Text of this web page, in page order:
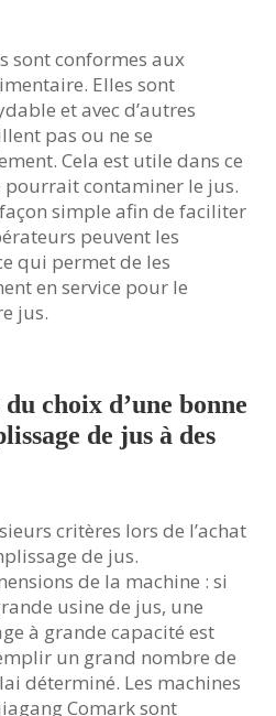
sont conformes aux
Elles sont
et avec d’autres
pas ou ne se
Cela est utile dans ce
contaminer le jus.
simple afin de faciliter
peuvent les
qui permet de les
en service pour le
jus.
choix d’une bonne
de jus à des
critères lors de l’achat
de jus.
de la machine : si
usine de jus, une
à grande capacité est
un grand nombre de
déterminé. Les machines
Comark sont